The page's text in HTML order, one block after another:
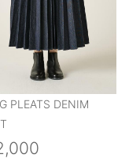
PLEATS DENIM